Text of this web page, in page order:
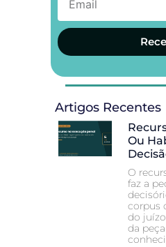
Artigos Recentes
Ou
O
faz a
corpus
do
da